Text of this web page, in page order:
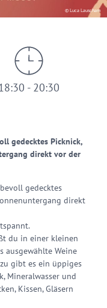
© Luca Lauscham
- 20:30
gedecktes Picknick,
direkt vor der
gedecktes
direkt
du in einer kleinen
ausgewählte Weine
gibt es ein üppiges
Mineralwasser und
Kissen, Gläsern